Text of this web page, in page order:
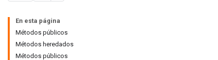
En esta página
Métodos públicos
Métodos heredados
Métodos públicos